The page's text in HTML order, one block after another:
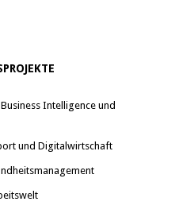
Intelligence und
und Digitalwirtschaft